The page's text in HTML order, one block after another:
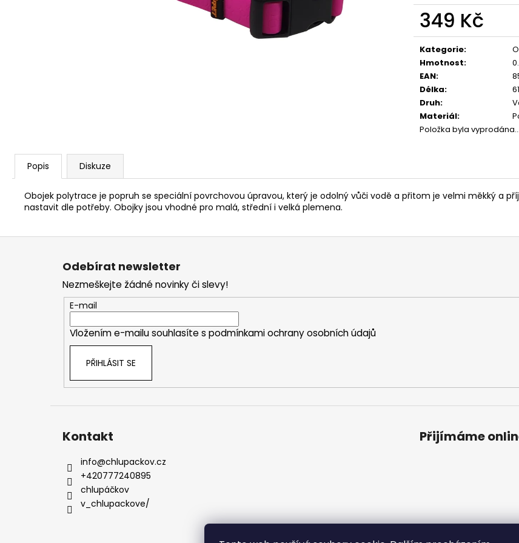
349 Kč
Měrná
cena:
Kategorie:
Hmotnost:
EAN:
Délka:
Druh:
Materiál:
Položka byla vyprodána…
Popis Diskuze
Obojek polytrace je popruh se speciální povrchovou úpravou, který je odolný vůči vodě a přitom je velmi měkký a
nastavit dle potřeby. Obojky jsou vhodné pro malá, střední i velká plemena.
ALAVIS CBD OIL DROPS 30ML
JOSERA MEAT BITES MINI BEEF 70G
79 Kč
CALIBRA
AND
79 Kč
Z
Odebírat newsletter
Nezmeškejte žádné novinky či slevy!
E-mail
Vložením e-mailu souhlasíte s podmínkami ochrany osobních údajů
PŘIHLÁSIT SE
Kontakt
info@chlupackov.cz
+420777240895
chlupáčkov
v_chlupackove/
Přijímáme